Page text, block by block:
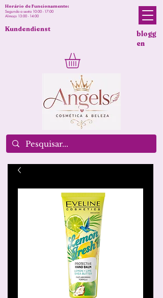
blogg
en
Horário de Funcionamento:
Segunda a sexta 10:00 - 17:00
Almoço 13:00 - 14:00
Kundendienst